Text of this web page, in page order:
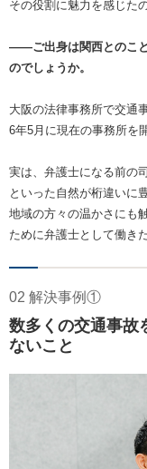
その役割に魅力を感じた
――ご出身は関西とのこ
のでしょうか。
大阪の法律事務所で交通
6年5月に現在の事務所を
実は、弁護士になる前の
といった自然が桁違いに
地域の方々の温かさにも
ために弁護士として働き
02 解決事例①
数多くの交通事故
ないこと